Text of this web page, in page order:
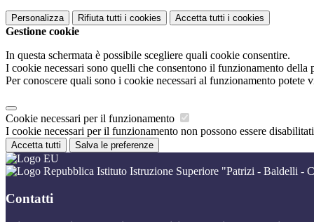
Personalizza Rifiuta tutti i cookies Accetta tutti i cookies
Gestione cookie
In questa schermata è possibile scegliere quali cookie consentire.
I cookie necessari sono quelli che consentono il funzionamento
Per conoscere quali sono i cookie necessari al funzionamento potete
Cookie necessari per il funzionamento
I cookie necessari per il funzionamento non possono essere
Accetta tutti Salva le preferenze
Istituto Istruzione Superiore "Patrizi - Baldelli -
Contatti